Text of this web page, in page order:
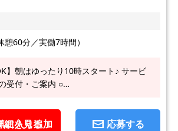
60分／実働7時間）
】朝はゆったり10時スタート♪ サービ
受付・ご案内 ○…
に入り追加
細を見る 応募する